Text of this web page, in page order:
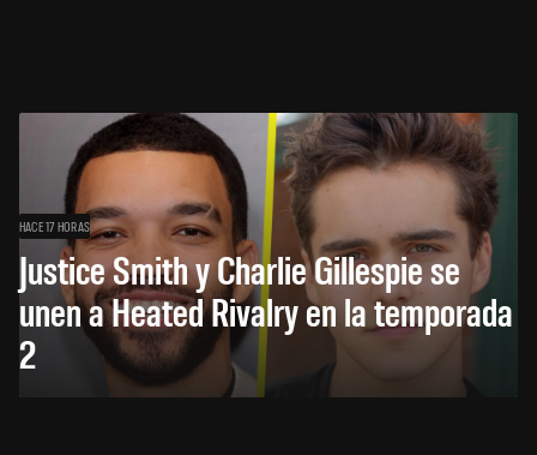
HACE 17 HORAS
Justice Smith y Charlie Gillespie se
unen a Heated Rivalry en la temporada
2